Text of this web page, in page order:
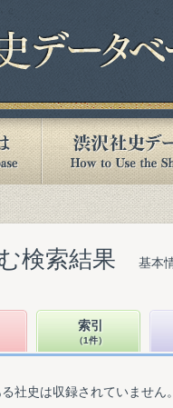
検索結果 基本
索引
（1件）
社史は収録されていません